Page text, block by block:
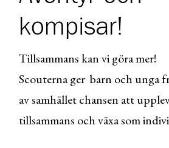
kompisar!
Tillsammans kan vi göra mer!
Scouterna ger barn och unga
av samhället chansen att
tillsammans och växa som